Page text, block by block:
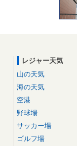
レジャー天気
山の天気
海の天気
空港
野球場
サッカー場
ゴルフ場